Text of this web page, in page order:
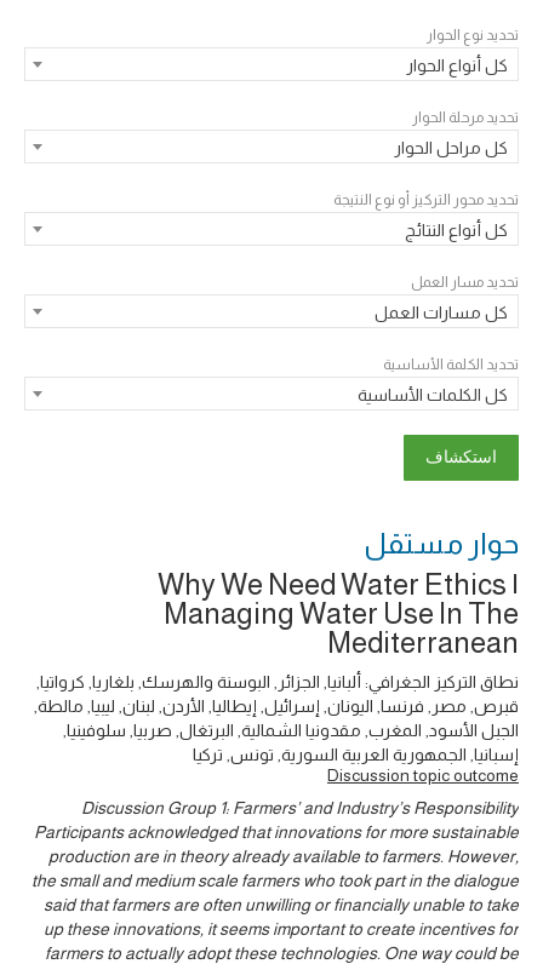
تحديد نوع الحوار
كل أنواع الحوار
تحديد مرحلة الحوار
كل مراحل الحوار
تحديد محور التركيز أو نوع النتيجة
كل أنواع النتائج
تحديد مسار العمل
كل مسارات العمل
تحديد الكلمة الأساسية
كل الكلمات الأساسية
حوار ‎مستقل
Why We Need Water Ethics |
Managing Water Use In The
Mediterranean
نطاق التركيز الجغرافي: ألبانيا, الجزائر, البوسنة والهرسك, بلغاريا, كرواتيا,
قبرص, مصر, فرنسا, اليونان, إسرائيل, إيطاليا, الأردن, لبنان, ليبيا, مالطة,
الجبل الأسود, المغرب, مقدونيا الشمالية, البرتغال, صربيا, سلوفينيا,
إسبانيا, الجمهورية العربية السورية, تونس, تركيا
Discussion topic outcome
Discussion Group 1: Farmers’ and Industry’s Responsibility
Participants acknowledged that innovations for more sustainable
production are in theory already available to farmers. However,
the small and medium scale farmers who took part in the dialogue
said that farmers are often unwilling or financially unable to take
up these innovations, it seems important to create incentives for
farmers to actually adopt these technologies. One way could be